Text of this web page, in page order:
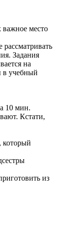
важное место
Задания
на
в учебный
10 мин.
Кстати,
который
из